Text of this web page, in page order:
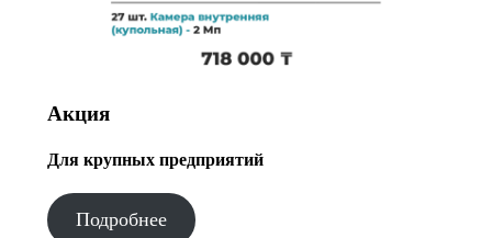
Акция
Для крупных предприятий
Подробнее